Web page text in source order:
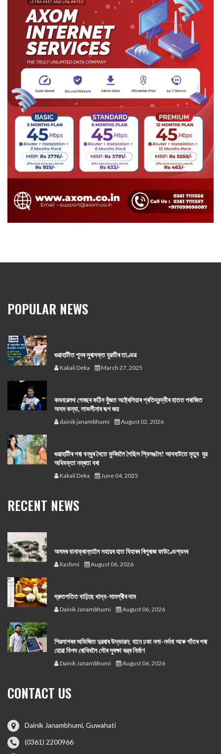
POPULAR NEWS
গুৱাহাটীত পুনৰ সুৰাসক্ত যুৱতীৰ তাণ্ডৱ
Kakali Deka March 27, 2025
কমনৱেলথ গেমছৰ কঠিন যুঁজত অষ্ট্ৰেলিয়াৰ প্ৰতিদ্বন্দ্বীৰ হাতত পৰাজিত
অসম কন্যা, লাভলীনাৰ ৰূপ জয়
dainik janambhumi August 02, 2026
গুৱাহাটীৰ পৰা বন্ধুৰ সৈতে ফুৰিবলৈ গৈছিল শ্বিলঙলৈ! আদবাটতে মৃত্যু যুৱ
অধিবক্তা নম্ৰতা বৰা
Kakali Deka June 04, 2025
RECENT NEWS
অসমৰ বানাক্ৰান্তালৈ সহায়ৰ হাত বিহাৰৰ ৰিপুৰাজ ফাউণ্ডেশ্যনৰ
Rashmi August 06, 2026
দ্রুতগতিত বাঢ়িছে খাদ্য-সামগ্ৰীৰ দাম
Dainik Janambhumi August 06, 2026
শিৱসাগৰৰ অভিজিত দুৱৰাৰ উদ্ভাৱন; বানে ঢকা নলা-নৰ্দমা আৰু গাঁতৰ পৰা
হোৱা বিপদ ৰোধিবলৈ সৌৰ সুৰক্ষা যন্ত্ৰ নিৰ্মাণ
Dainik Janambhumi August 06, 2026
CONTACT US
Dainik Janambhumi, Guwahati
(0361) 2200966